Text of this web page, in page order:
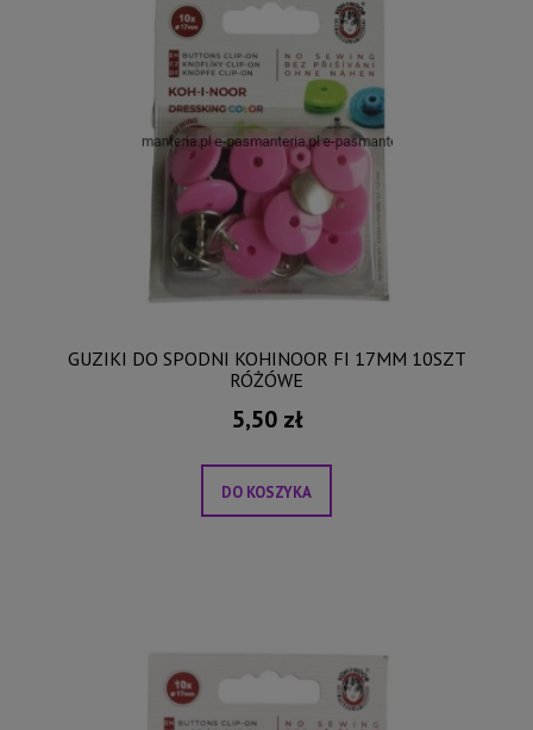
GUZIKI DO SPODNI KOHINOOR FI 17MM 10SZT
RÓŻÓWE
5,50 zł
DO KOSZYKA